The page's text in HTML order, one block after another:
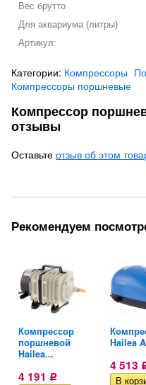
Вес брутто
Для аквариума (литры)
Артикул:
Категории: Компрессоры
Компрессоры поршневые
Компрессор
отзывы
Оставьте отзыв об этом
Рекомендуем
Компрессор
поршневой
Hailea...
4 191 Р
Hailea
4 513